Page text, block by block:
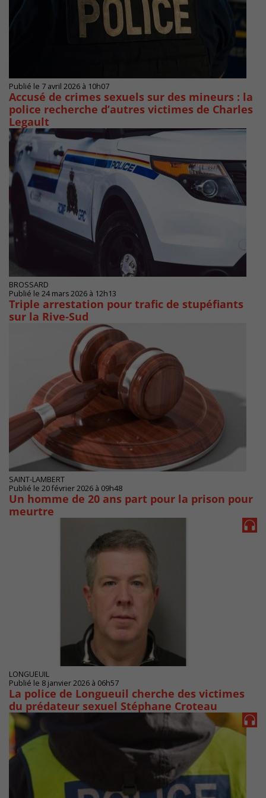
Publié le 7 avril 2026 à 10h07
Accusé de crimes sexuels sur des mineurs : la
police recherche d’autres victimes de Charles
Legault
BROSSARD
Publié le 24 mars 2026 à 12h13
Triple arrestation pour trafic de stupéfiants
sur la Rive-Sud
SAINT-LAMBERT
Publié le 20 février 2026 à 09h48
Un homme de 20 ans part pour la prison pour
meurtre
LONGUEUIL
Publié le 8 janvier 2026 à 06h57
La police de Longueuil cherche des victimes
du prédateur sexuel Stéphane Croteau